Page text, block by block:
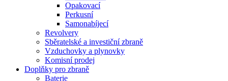
Opakovací
Perkusní
Samonabíjecí
Revolvery
Sběratelské a investiční zbraně
Vzduchovky a plynovky
Komisní prodej
Doplňky pro zbraně
Baterie